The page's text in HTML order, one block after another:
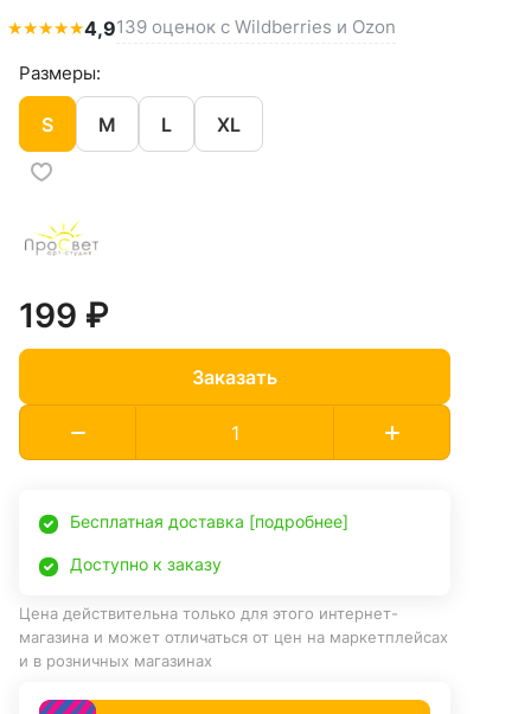
★★★★★4,9139 оценок с Wildberries и Ozon
Размеры:
S M L XL
199 ₽
Заказать
Бесплатная доставка [подробнее]
Доступно к заказу
Цена действительна только для этого интернет-
магазина и может отличаться от цен на маркетплейсах
и в розничных магазинах